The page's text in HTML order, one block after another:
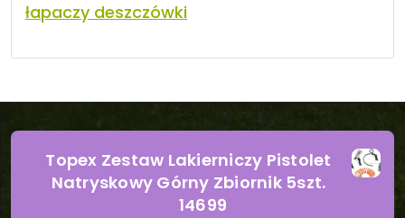
łapaczy deszczówki
Topex Zestaw Lakierniczy Pistolet
Natryskowy Górny Zbiornik 5szt.
14699